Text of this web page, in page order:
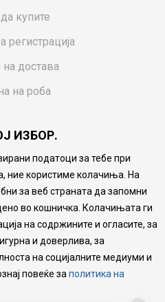
купите
регистрација
достава
на роба
Finder
попрецизни во описот на
на слики и цени, но не
сите информации се
Сите производи се дел од
дека мора да се
секој момент.
ИЗБОР.
податоци за тебе при
ние користиме колачиња. На
за веб страната да запомни
во кошничка. Колачињата ги
на содржините и огласите, за
и доверлива, за
на социјалните медиуми и
повеќе за политика на